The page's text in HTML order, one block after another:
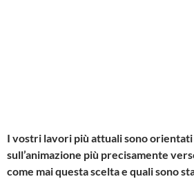
I vostri lavori più attuali sono
sull’animazione più precisamente
come mai questa scelta e quali sono